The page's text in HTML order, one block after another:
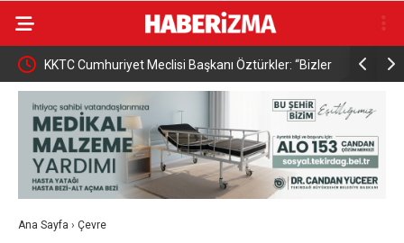
KKTC Cumhuriyet Meclisi Başkanı Öztürkler: “Bizler
egemen eşitliğimizden ve eşit uluslararası
statümüzden asla taviz vermeyeceğiz”
Ana Sayfa › Çevre